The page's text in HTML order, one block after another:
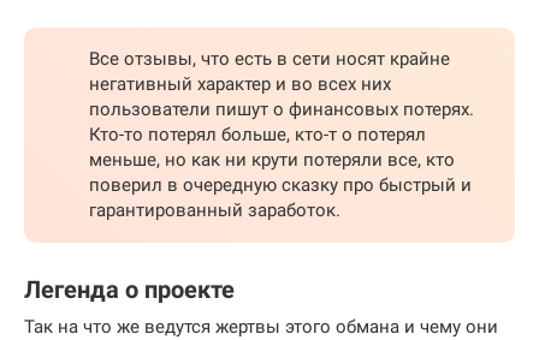
Все отзывы, что есть в сети носят крайне
негативный характер и во всех них
пользователи пишут о финансовых потерях.
Кто-то потерял больше, кто-т о потерял
меньше, но как ни крути потеряли все, кто
поверил в очередную сказку про быстрый и
гарантированный заработок.
Легенда о проекте
Так на что же ведутся жертвы этого обмана и чему они